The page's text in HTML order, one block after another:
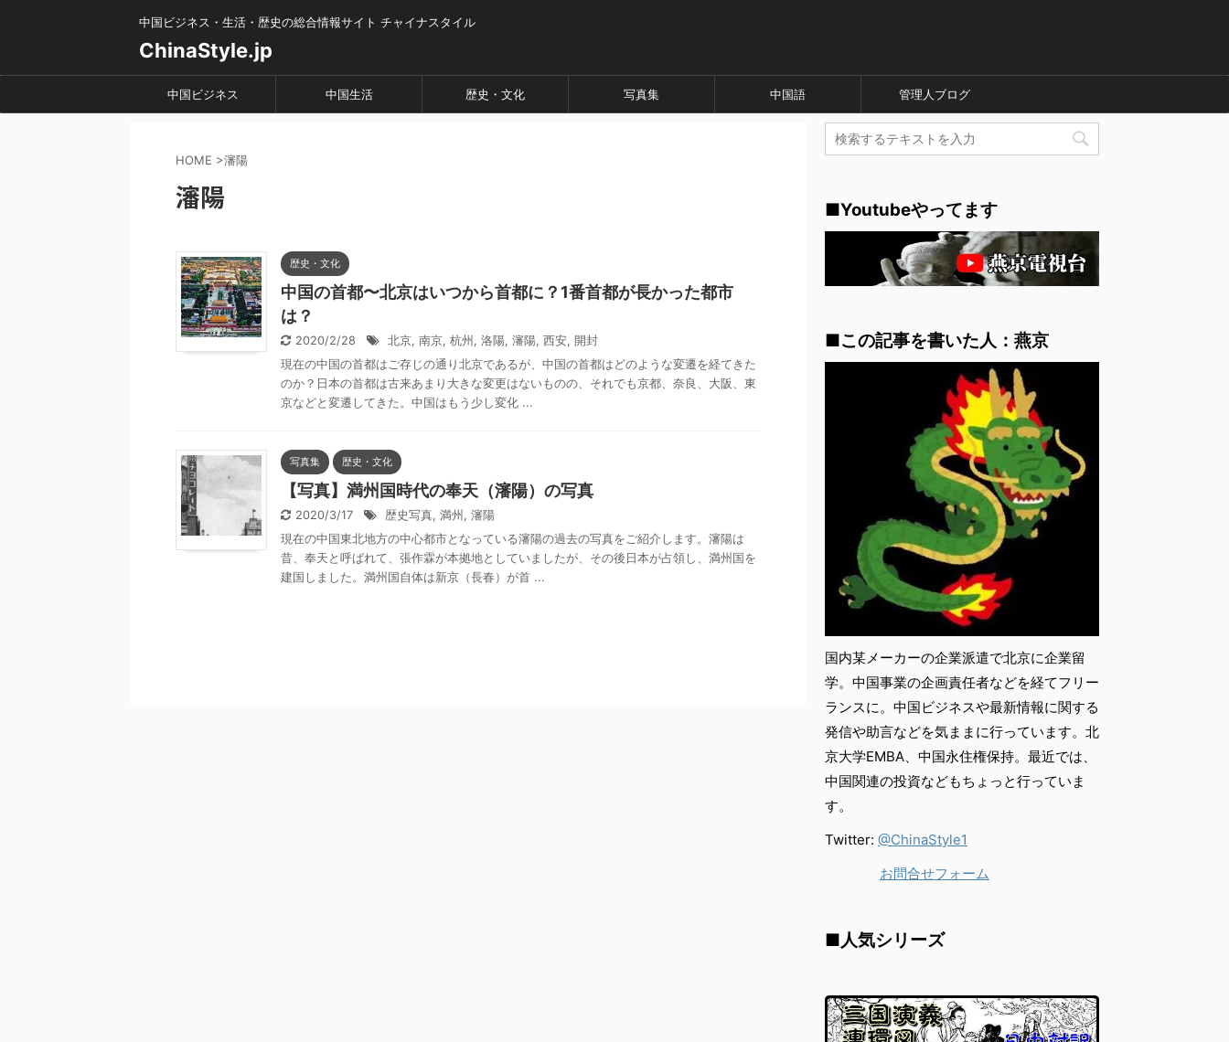
中国ビジネス・生活・歴史の総合情報サイト チャイナスタイル
ChinaStyle.jp
中国ビジネス 中国生活 歴史・文化 写真集 中国語 管理人ブログ
HOME >瀋陽
瀋陽
歴史・文化
中国の首都〜北京はいつから首都に？1番首都が長かった都市
は？
2020/2/28 北京, 南京, 杭州 , 洛陽, 瀋陽, 西安, 開封
現在の中国の首都はご存じの通り北京であるが、中国の首都はどのような変遷を経てきた
のか？日本の首都は古来あまり大きな変更はないものの、それでも京都、奈良、大阪、東
京などと変遷してきた。中国はもう少し変化 ...
写真集 歴史・文化
【写真】満州国時代の奉天（瀋陽）の写真
2020/3/17 歴史写真, 満州 , 瀋陽
現在の中国東北地方の中心都市となっている瀋陽の過去の写真をご紹介します。瀋陽は
昔、奉天と呼ばれて、張作霖が本拠地としていましたが、その後日本が占領し、満州国を
建国しました。満州国自体は新京（長春）が首 ...
■Youtubeやってます
■この記事を書いた人：燕京
国内某メーカーの企業派遣で北京に企業留
学。中国事業の企画責任者などを経てフリー
ランスに。中国ビジネスや最新情報に関する
発信や助言などを気ままに行っています。北
京大学EMBA、中国永住権保持。最近では、
中国関連の投資などもちょっと行っていま
す。
Twitter: @ChinaStyle1
お問合せフォーム
■人気シリーズ